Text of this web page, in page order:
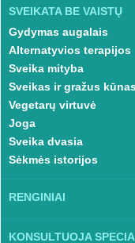
SVEIKATA BE VAISTŲ
Gydymas augalais
Alternatyvios terapijos
Sveika mityba
Sveikas ir gražus
Vegetarų virtuvė
Joga
Sveika dvasia
Sėkmės istorijos
RENGINIAI
KONSULTUOJA